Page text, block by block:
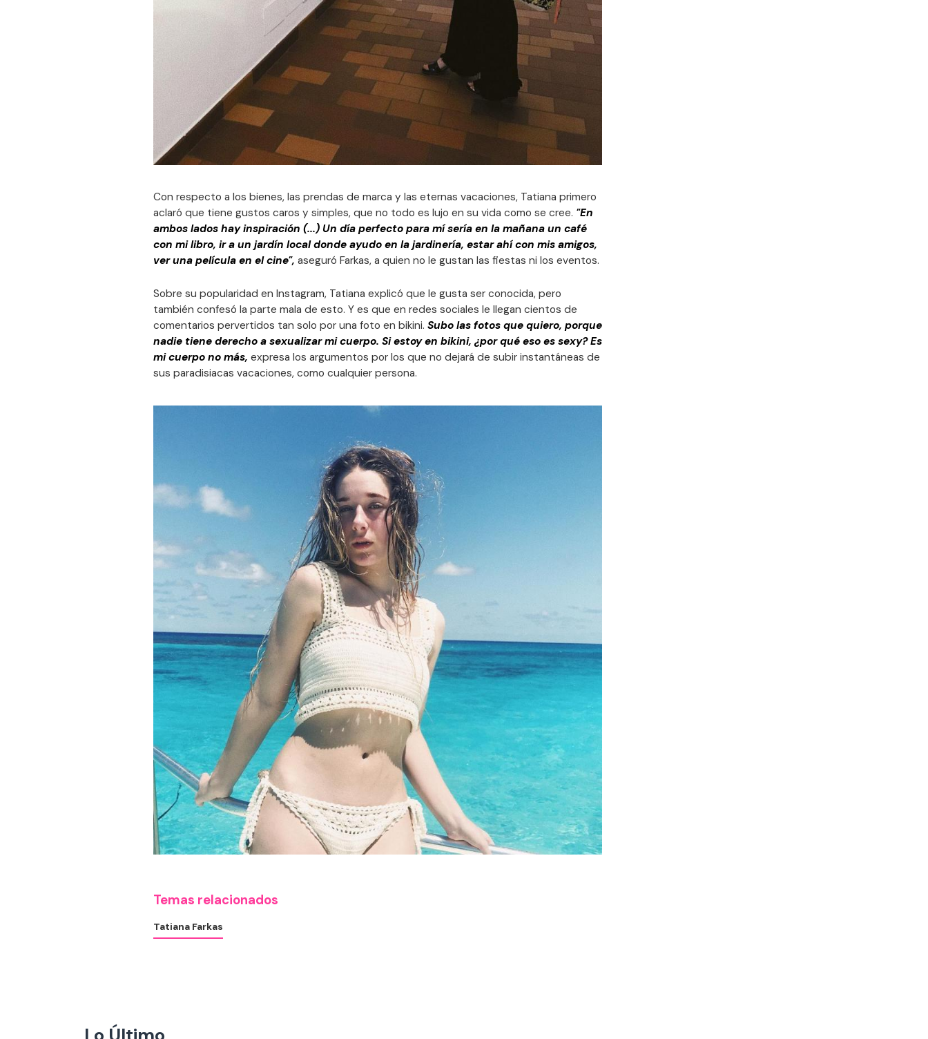
Con respecto a los bienes, las prendas de marca y las eternas vacaciones, Tatiana primero
aclaró que tiene gustos caros y simples, que no todo es lujo en su vida como se cree. "En
ambos lados hay inspiración (...) Un día perfecto para mí sería en la mañana un café
con mi libro, ir a un jardín local donde ayudo en la jardinería, estar ahí con mis amigos,
ver una película en el cine", aseguró Farkas, a quien no le gustan las fiestas ni los eventos.
Sobre su popularidad en Instagram, Tatiana explicó que le gusta ser conocida, pero
también confesó la parte mala de esto. Y es que en redes sociales le llegan cientos de
comentarios pervertidos tan solo por una foto en bikini. Subo las fotos que quiero, porque
nadie tiene derecho a sexualizar mi cuerpo. Si estoy en bikini, ¿por qué eso es sexy? Es
mi cuerpo no más, expresa los argumentos por los que no dejará de subir instantáneas de
sus paradisiacas vacaciones, como cualquier persona.
Temas relacionados
Tatiana Farkas